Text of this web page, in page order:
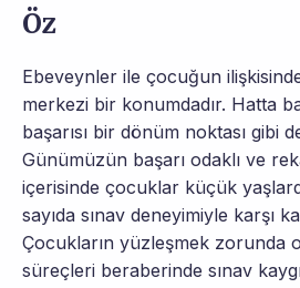
Öz
Ebeveynler ile çocuğun ilişkisinde
merkezi bir konumdadır. Hatta
başarısı bir dönüm noktası gibi
Günümüzün başarı odaklı ve
içerisinde çocuklar küçük
sayıda sınav deneyimiyle karşı
Çocukların yüzleşmek zorunda
süreçleri beraberinde sınav